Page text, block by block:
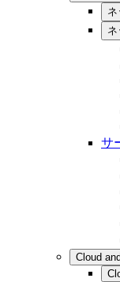
サ
Cloud